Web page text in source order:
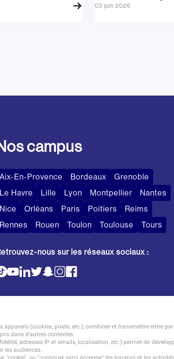
03 juin 2026
campus
Aix-En-Provence Bordeaux
Grenoble
Le Havre
Lille Lyon Montpellier
Nantes
Nice
Orléans Paris Poitiers
Reims
Rennes
Rouen Toulon Toulouse Tours
nous sur les réseaux sociaux :
(cookies, pixels, etc.), combiner et transmettre entre
dans d'autres contextes.
adresses IP et emails, localisation, etc.) permet de
les audiences.
ou "continuer sans accepter" les traceurs et les